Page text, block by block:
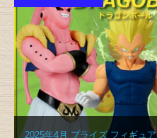
2025年4月 プライズ フィギュア